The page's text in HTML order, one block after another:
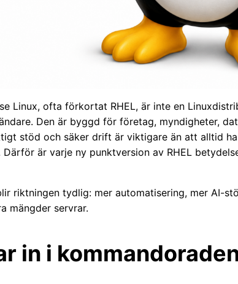
Linux, ofta förkortat RHEL, är inte en
Den är byggd för företag, myndigheter,
stöd och säker drift är viktigare än att alltid
är varje ny punktversion av RHEL
riktningen tydlig: mer automatisering, mer AI-
mängder servrar.
in i